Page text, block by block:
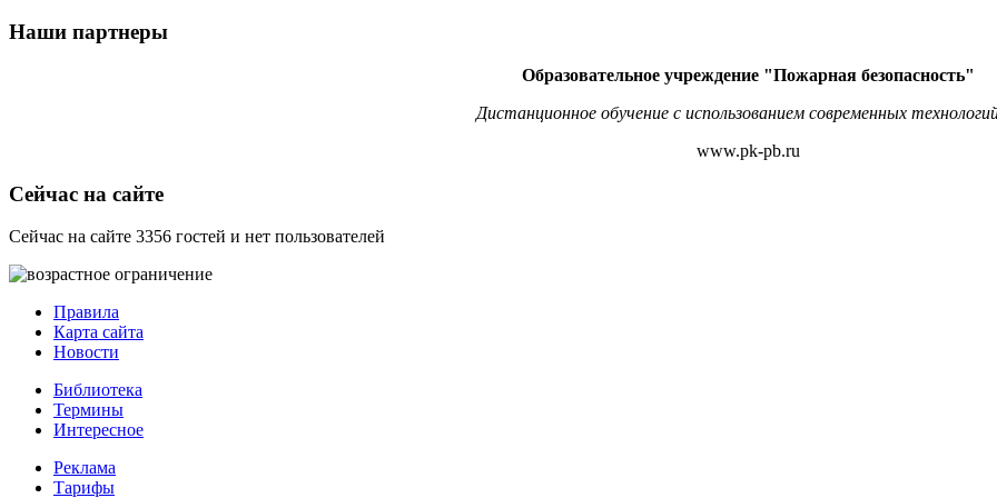
Наши партнеры
Образовательное учреждение "Пожарная безопасность"
Дистанционное обучение с использованием современных
www.pk-pb.ru
Сейчас на сайте
Сейчас на сайте 3356 гостей и нет пользователей
Правила
Карта сайта
Новости
Библиотека
Термины
Интересное
Реклама
Тарифы